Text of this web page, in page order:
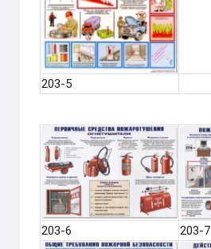
203-5
203-6 203-7